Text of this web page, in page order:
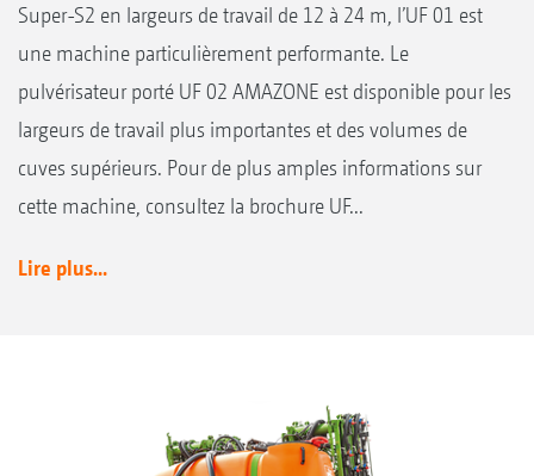
Super-S2 en largeurs de travail de 12 à 24 m, l’UF 01 est
une machine particulièrement performante. Le
pulvérisateur porté UF 02 AMAZONE est disponible pour les
largeurs de travail plus importantes et des volumes de
cuves supérieurs. Pour de plus amples informations sur
cette machine, consultez la brochure UF...
Lire plus...